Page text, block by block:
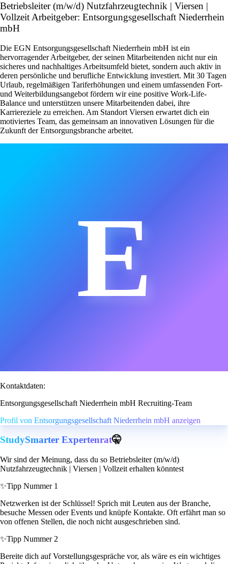
Betriebsleiter (m/w/d) Nutzfahrzeugtechnik | Viersen |
Vollzeit Arbeitgeber: Entsorgungsgesellschaft Niederrhein
mbH
Die EGN Entsorgungsgesellschaft Niederrhein mbH ist ein
hervorragender Arbeitgeber, der seinen Mitarbeitenden nicht nur ein
sicheres und nachhaltiges Arbeitsumfeld bietet, sondern auch aktiv in
deren persönliche und berufliche Entwicklung investiert. Mit 30 Tagen
Urlaub, regelmäßigen Tariferhöhungen und einem umfassenden Fort-
und Weiterbildungsangebot fördern wir eine positive Work-Life-
Balance und unterstützen unsere Mitarbeitenden dabei, ihre
Karriereziele zu erreichen. Am Standort Viersen erwartet dich ein
motiviertes Team, das gemeinsam an innovativen Lösungen für die
Zukunft der Entsorgungsbranche arbeitet.
E
Kontaktdaten:
Entsorgungsgesellschaft Niederrhein mbH Recruiting-Team
Profil von Entsorgungsgesellschaft Niederrhein mbH anzeigen
StudySmarter Expertenrat🤫
Wir sind der Meinung, dass du so Betriebsleiter (m/w/d)
Nutzfahrzeugtechnik | Viersen | Vollzeit erhalten könntest
✨Tipp Nummer 1
Netzwerken ist der Schlüssel! Sprich mit Leuten aus der Branche,
besuche Messen oder Events und knüpfe Kontakte. Oft erfährt man so
von offenen Stellen, die noch nicht ausgeschrieben sind.
✨Tipp Nummer 2
Bereite dich auf Vorstellungsgespräche vor, als wäre es ein wichtiges